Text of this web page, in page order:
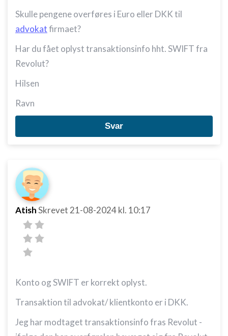
Skulle pengene overføres i Euro eller DKK til
advokatfirmaet?
Har du fået oplyst transaktionsinfo hht. SWIFT fra
Revolut?
Hilsen
Ravn
Svar
AtishSkrevet 21-08-2024kl. 10:17
Konto og SWIFT er korrekt oplyst.
Transaktion til advokat/ klientkonto er i DKK.
Jeg har modtaget transaktionsinfo fras Revolut -